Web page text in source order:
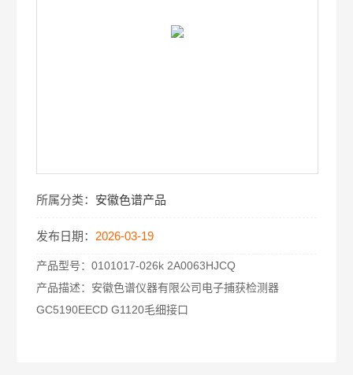
所属分类： 安徽色谱产品
发布日期： 2026-03-19
产品型号：0101017-026k 2A0063HJCQ
产品描述： 安徽色谱仪器有限公司电子捕获检测器
GC5190EECD G1120毛细接口